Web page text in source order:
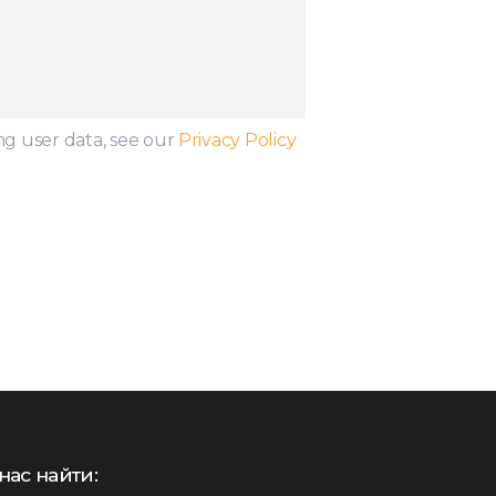
user data, see our Privacy Policy
найти: